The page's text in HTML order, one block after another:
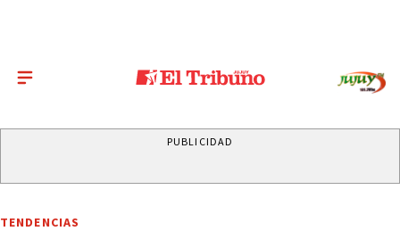
PUBLICIDAD
TENDENCIAS